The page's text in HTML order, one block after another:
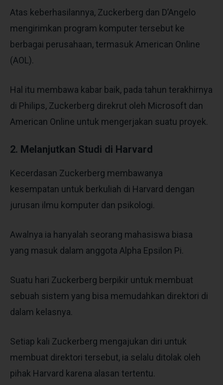
Atas keberhasilannya, Zuckerberg dan D’Angelo
mengirimkan program komputer tersebut ke
berbagai perusahaan, termasuk American Online
(AOL).
Hal itu membawa kabar baik, pada tahun terakhirnya
di Philips, Zuckerberg direkrut oleh Microsoft dan
American Online untuk mengerjakan suatu proyek.
2. Melanjutkan Studi di Harvard
Kecerdasan Zuckerberg membawanya
kesempatan untuk berkuliah di Harvard dengan
jurusan ilmu komputer dan psikologi.
Awalnya ia hanyalah seorang mahasiswa biasa
yang masuk dalam anggota Alpha Epsilon Pi.
Suatu hari Zuckerberg berpikir untuk membuat
sebuah sistem yang bisa memudahkan direktori di
dalam kelasnya.
Setiap kali Zuckerberg mengajukan diri untuk
membuat direktori tersebut, ia selalu ditolak oleh
pihak Harvard karena alasan tertentu.